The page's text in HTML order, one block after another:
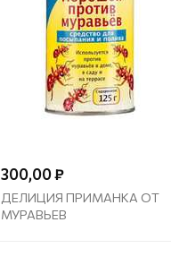
300,00 ₽
ДЕЛИЦИЯ ПРИМАНКА ОТ
МУРАВЬЕВ